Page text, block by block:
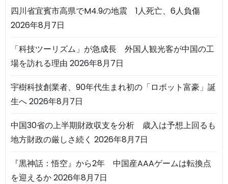
四川省宜賓市高県でM4.9の地震 1人死亡、6人負傷
2026年8月7日
「科技ツーリズム」が急成長 外国人観光客が中国の工
場を訪れる理由 2026年8月7日
宇樹科技創業者、90年代生まれ初の「ロボット富豪」誕
生へ2026年8月7日
中国30省の上半期財政収支を分析 歳入は予想上回るも
地方財政の厳しさ続く 2026年8月7日
『黒神話：悟空』から2年 中国産AAAゲームは転換点
を迎えるか2026年8月7日